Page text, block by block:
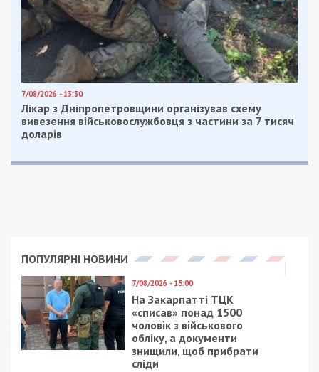
7/08/2026 - 13:30
Лікар з Дніпропетровщини організував схему
вивезення військовослужбовця з частини за 7 тисяч
доларів
ПОПУЛЯРНІ НОВИНИ
7/08/2026 - 15:00
На Закарпатті ТЦК
«списав» понад 1500
чоловік з військового
обліку, а документи
знищили, щоб прибрати
сліди